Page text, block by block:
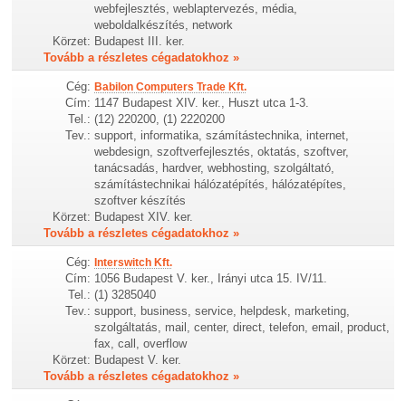
webfejlesztés, weblaptervezés, média,
weboldalkészítés, network
Körzet: Budapest III. ker.
Tovább a részletes cégadatokhoz »
Cég: Babilon Computers Trade Kft.
Cím: 1147 Budapest XIV. ker., Huszt utca 1-3.
Tel.: (12) 220200, (1) 2220200
Tev.: support, informatika, számítástechnika, internet,
webdesign, szoftverfejlesztés, oktatás, szoftver,
tanácsadás, hardver, webhosting, szolgáltató,
számítástechnikai hálózatépítés, hálózatépítes,
szoftver készítés
Körzet: Budapest XIV. ker.
Tovább a részletes cégadatokhoz »
Cég: Interswitch Kft.
Cím: 1056 Budapest V. ker., Irányi utca 15. IV/11.
Tel.: (1) 3285040
Tev.: support, business, service, helpdesk, marketing,
szolgáltatás, mail, center, direct, telefon, email, product,
fax, call, overflow
Körzet: Budapest V. ker.
Tovább a részletes cégadatokhoz »